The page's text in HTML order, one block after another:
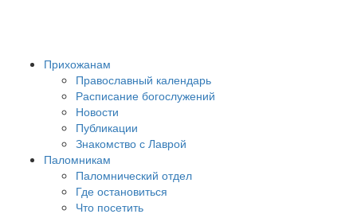
Прихожанам
Православный календарь
Расписание богослужений
Новости
Публикации
Знакомство с Лаврой
Паломникам
Паломнический отдел
Где остановиться
Что посетить